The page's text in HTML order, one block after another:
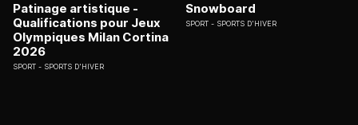
Patinage artistique -
Qualifications pour Jeux
Olympiques Milan Cortina
2026
SPORT SPORTS D'HIVER
Snowboard
SPORT SPORTS D'HIVER